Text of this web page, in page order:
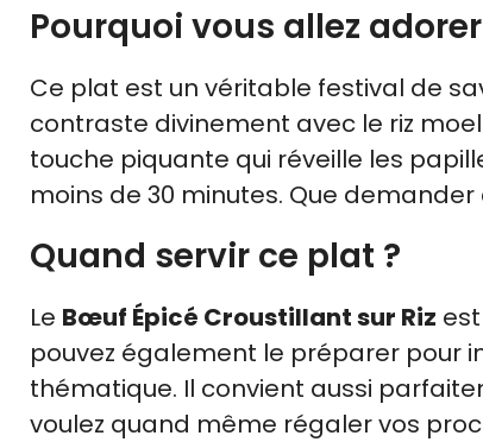
Pourquoi vous allez
Ce plat est un véritable festival de
contraste divinement avec le riz
touche piquante qui réveille les
moins de 30 minutes. Que
Quand servir ce plat ?
Le Bœuf Épicé Croustillant sur Riz
pouvez également le préparer pour
thématique. Il convient aussi
voulez quand même régaler vos